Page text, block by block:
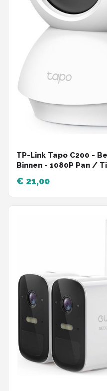
TP-Link Tapo C200 -
Binnen - 1080P Pan /
€ 21,00